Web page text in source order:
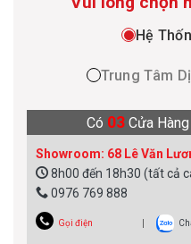
phong cách. Với thiết kế
ôm sát khung sàn xe,
baga giúp bảo vệ bề mặt
Hệ
Trung Tâm
Có 03 Cửa
Showroom: 68 Lê Văn
8h00 đến 18h30 (tất cả
0976 769 888
Gọi điện